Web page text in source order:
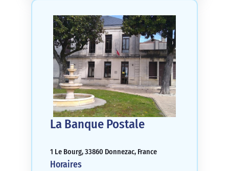
La Banque Postale
1 Le Bourg, 33860 Donnezac, France
Horaires